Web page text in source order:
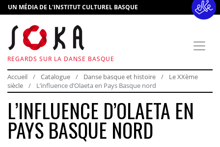
UN MÉDIA DE L'INSTITUT CULTUREL BASQUE
REGARDS SUR LA DANSE BASQUE
Accueil Catalogue Danse basque et histoire
Le XXème
siècle
L’influence d’Olaeta en Pays Basque nord
L’INFLUENCE D’OLAETA EN
PAYS BASQUE NORD